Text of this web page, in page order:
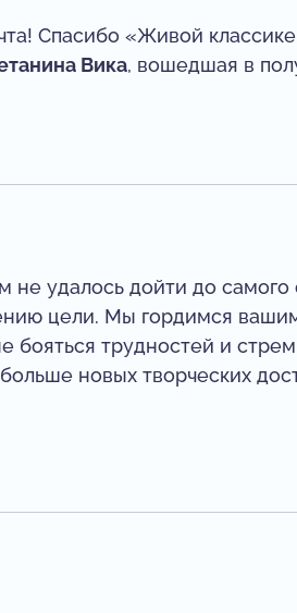
Спасибо «Живой
Вика, вошедшая в
не удалось дойти до
цели. Мы гордимся
бояться трудностей и
новых творческих